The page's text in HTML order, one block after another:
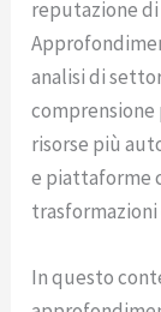
reputazione
analisi di
risorse più
e piattaforme
In questo